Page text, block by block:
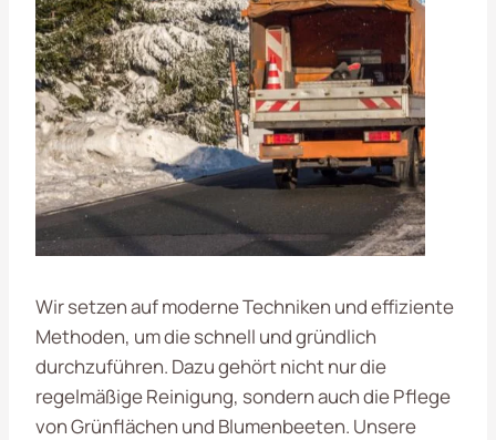
Wir setzen auf moderne Techniken und effiziente
Methoden, um dieschnell und gründlich
durchzuführen. Dazu gehört nicht nur die
regelmäßige Reinigung, sondern auch die Pflege
von Grünflächen und Blumenbeeten. Unsere